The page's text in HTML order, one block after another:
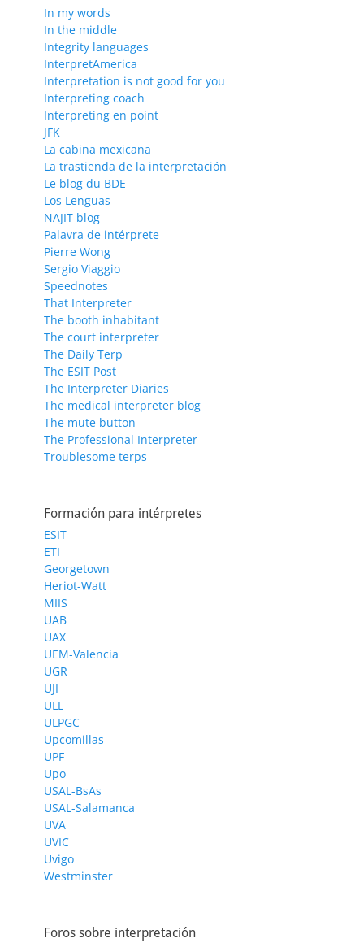
In my words
In the middle
Integrity languages
InterpretAmerica
Interpretation is not good for you
Interpreting coach
Interpreting en point
JFK
La cabina mexicana
La trastienda de la interpretación
Le blog du BDE
Los Lenguas
NAJIT blog
Palavra de intérprete
Pierre Wong
Sergio Viaggio
Speednotes
That Interpreter
The booth inhabitant
The court interpreter
The Daily Terp
The ESIT Post
The Interpreter Diaries
The medical interpreter blog
The mute button
The Professional Interpreter
Troublesome terps
Formación para intérpretes
ESIT
ETI
Georgetown
Heriot-Watt
MIIS
UAB
UAX
UEM-Valencia
UGR
UJI
ULL
ULPGC
Upcomillas
UPF
Upo
USAL-BsAs
USAL-Salamanca
UVA
UVIC
Uvigo
Westminster
Foros sobre interpretación